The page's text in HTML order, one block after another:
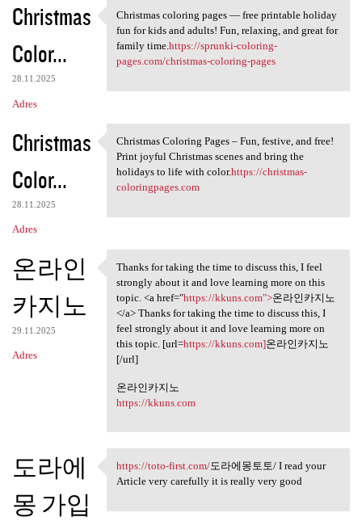
Christmas
Color...
28.11.2025
Adres
Christmas coloring pages —
Christmas coloring pages — free printable holiday
fun for kids and adults! Fun, relaxing, and great for
family time.https://sprunki-coloring-
pages.com/christmas-coloring-pages
Christmas
Color...
28.11.2025
Adres
Christmas Coloring Pages –
Christmas Coloring Pages – Fun, festive, and free!
Print joyful Christmas scenes and bring the
holidays to life with color.https://christmas-
coloringpages.com
온라인
카지노
29.11.2025
Adres
Thanks for taking the time to
Thanks for taking the time to discuss this, I feel
strongly about it and love learning more on this
topic. <a href="https://kkuns.com">온라인카지노
</a> Thanks for taking the time to discuss this, I
feel strongly about it and love learning more on
this topic. [url=https://kkuns.com]온라인카지노
[/url]
온라인카지노
https://kkuns.com
도라에
몽 가입
https://toto-first.com/도라에몽토토
https://toto-first.com/도라에몽토토/ I read your
Article very carefully it is really very good